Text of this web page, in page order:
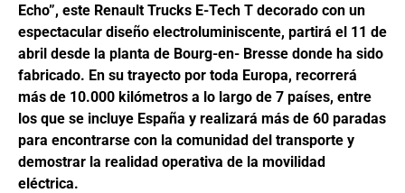
Echo”, este Renault Trucks E-Tech T decorado con un
espectacular diseño electroluminiscente, partirá el 11 de
abril desde la planta de Bourg-en- Bresse donde ha sido
fabricado. En su trayecto por toda Europa, recorrerá
más de 10.000 kilómetros a lo largo de 7 países, entre
los que se incluye España y realizará más de 60 paradas
para encontrarse con la comunidad del transporte y
demostrar la realidad operativa de la movilidad
eléctrica.